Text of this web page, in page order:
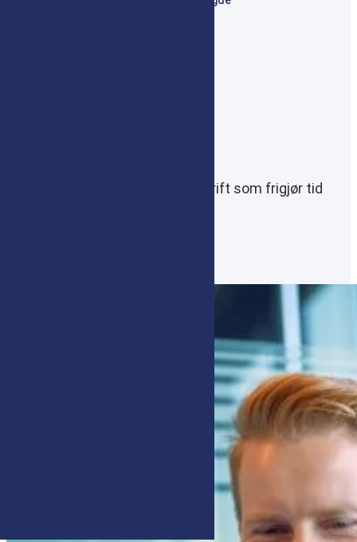
Med Netpower får du sikker IT-drift som frigjør tid